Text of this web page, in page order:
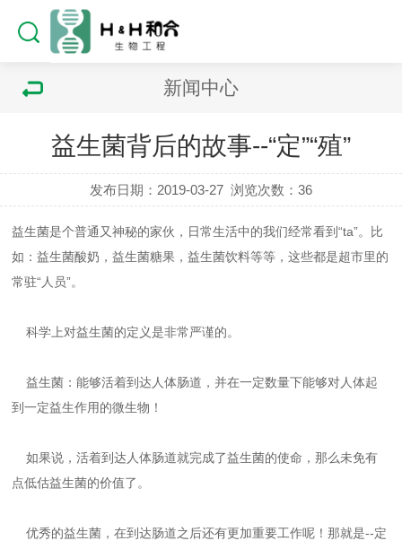
新闻中心
益生菌背后的故事--“定”“殖”
发布日期：2019-03-27 浏览次数：36
益生菌是个普通又神秘的家伙，日常生活中的我们经常看到“ta”。比
如：益生菌酸奶，益生菌糖果，益生菌饮料等等，这些都是超市里的
常驻“人员”。
科学上对益生菌的定义是非常严谨的。
益生菌：能够活着到达人体肠道，并在一定数量下能够对人体起
到一定益生作用的微生物！
如果说，活着到达人体肠道就完成了益生菌的使命，那么未免有
点低估益生菌的价值了。
优秀的益生菌，在到达肠道之后还有更加重要工作呢！那就是--定